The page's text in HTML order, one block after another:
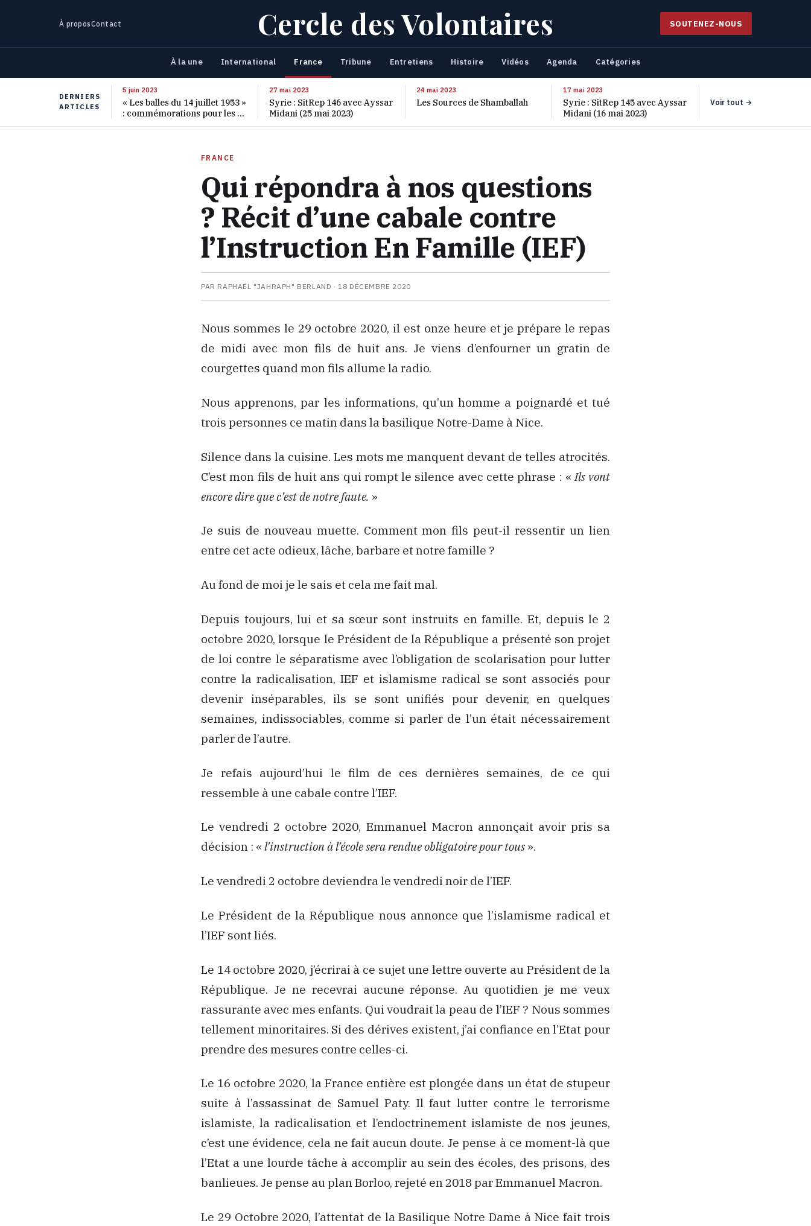
À proposContact Cercle des Volontaires SOUTENEZ-NOUS
À la une International France Tribune Entretiens Histoire Vidéos Agenda Catégories
DERNIERS
ARTICLES
5 juin 2023
« Les balles du 14 juillet 1953 »
: commémorations pour les 70
ans de ce massacre oublié
27 mai 2023
Syrie : SitRep 146 avec Ayssar
Midani (25 mai 2023)
24 mai 2023
Les Sources de Shamballah
17 mai 2023
Syrie : SitRep 145 avec Ayssar
Midani (16 mai 2023)
Voir tout →
FRANCE
Qui répondra à nos questions
? Récit d’une cabale contre
l’Instruction En Famille (IEF)
PAR RAPHAËL "JAHRAPH" BERLAND ·18 DÉCEMBRE 2020
Nous sommes le 29 octobre 2020, il est onze heure et je prépare le repas
de midi avec mon fils de huit ans. Je viens d’enfourner un gratin de
courgettes quand mon fils allume la radio.
Nous apprenons, par les informations, qu’un homme a poignardé et tué
trois personnes ce matin dans la basilique Notre-Dame à Nice.
Silence dans la cuisine. Les mots me manquent devant de telles atrocités.
C’est mon fils de huit ans qui rompt le silence avec cette phrase : « Ils vont
encore dire que c’est de notre faute. »
Je suis de nouveau muette. Comment mon fils peut-il ressentir un lien
entre cet acte odieux, lâche, barbare et notre famille ?
Au fond de moi je le sais et cela me fait mal.
Depuis toujours, lui et sa sœur sont instruits en famille. Et, depuis le 2
octobre 2020, lorsque le Président de la République a présenté son projet
de loi contre le séparatisme avec l’obligation de scolarisation pour lutter
contre la radicalisation, IEF et islamisme radical se sont associés pour
devenir inséparables, ils se sont unifiés pour devenir, en quelques
semaines, indissociables, comme si parler de l’un était nécessairement
parler de l’autre.
Je refais aujourd’hui le film de ces dernières semaines, de ce qui
ressemble à une cabale contre l’IEF.
Le vendredi 2 octobre 2020, Emmanuel Macron annonçait avoir pris sa
décision : « l’instruction à l’école sera rendue obligatoire pour tous ».
Le vendredi 2 octobre deviendra le vendredi noir de l’IEF.
Le Président de la République nous annonce que l’islamisme radical et
l’IEF sont liés.
Le 14 octobre 2020, j’écrirai à ce sujet une lettre ouverte au Président de la
République. Je ne recevrai aucune réponse. Au quotidien je me veux
rassurante avec mes enfants. Qui voudrait la peau de l’IEF ? Nous sommes
tellement minoritaires. Si des dérives existent, j’ai confiance en l’Etat pour
prendre des mesures contre celles-ci.
Le 16 octobre 2020, la France entière est plongée dans un état de stupeur
suite à l’assassinat de Samuel Paty. Il faut lutter contre le terrorisme
islamiste, la radicalisation et l’endoctrinement islamiste de nos jeunes,
c’est une évidence, cela ne fait aucun doute. Je pense à ce moment-là que
l’Etat a une lourde tâche à accomplir au sein des écoles, des prisons, des
banlieues. Je pense au plan Borloo, rejeté en 2018 par Emmanuel Macron.
Le 29 Octobre 2020, l’attentat de la Basilique Notre Dame à Nice fait trois